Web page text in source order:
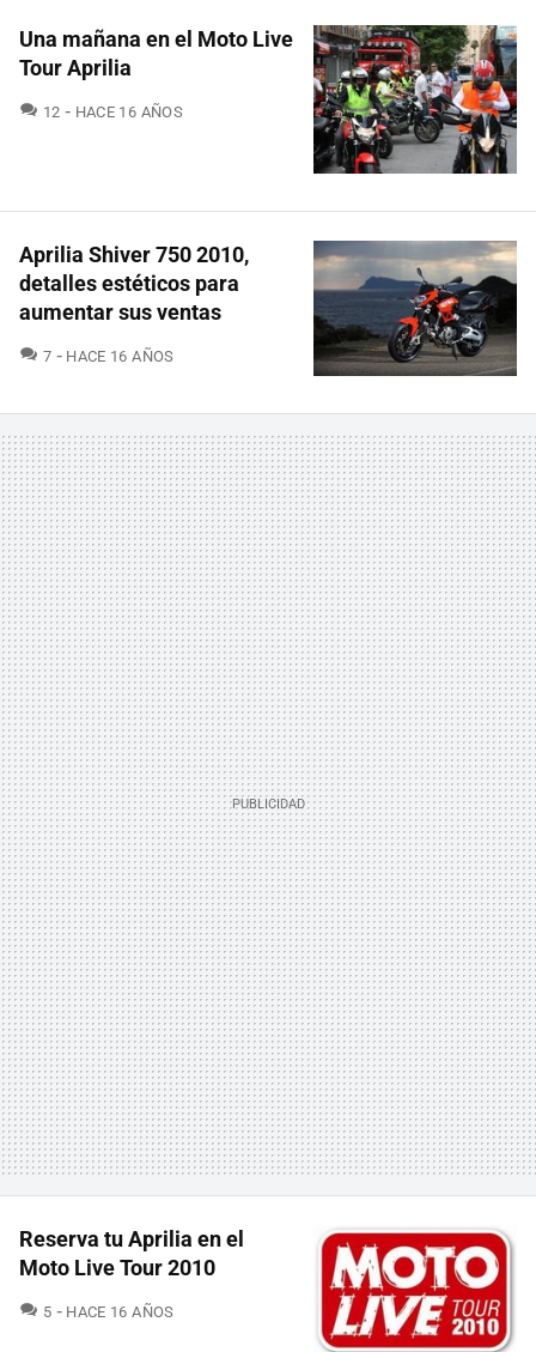
Una mañana en el Moto Live
Tour Aprilia
12 COMENTARIOS
HACE 16 AÑOS
Aprilia Shiver 750 2010,
detalles estéticos para
aumentar sus ventas
7 COMENTARIOS
HACE 16 AÑOS
Reserva tu Aprilia en el
Moto Live Tour 2010
5 COMENTARIOS
HACE 16 AÑOS